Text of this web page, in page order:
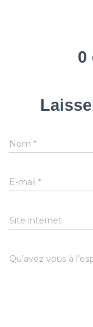
0
Nom *
E-mail *
Site internet
Qu’avez vous à